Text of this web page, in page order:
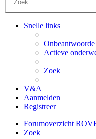
Snelle links
Actieve
Zoek
V&A
Aanmelden
Registreer
Forumoverzicht
Zoek